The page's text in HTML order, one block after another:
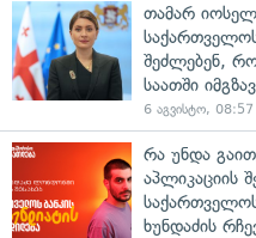
თამარ
შეძლებენ,
საათში
6 აგვისტო, 08:57
რა უნდა
აპლიკაციის
ხუნდაძის